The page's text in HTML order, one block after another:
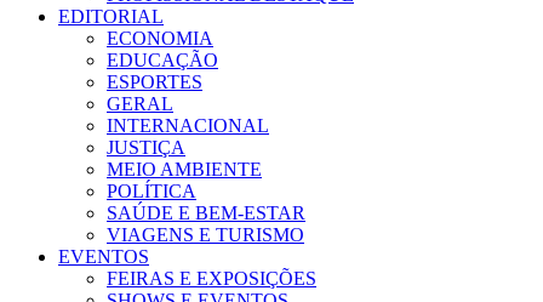
EDITORIAL
ECONOMIA
EDUCAÇÃO
ESPORTES
GERAL
INTERNACIONAL
JUSTIÇA
MEIO AMBIENTE
POLÍTICA
SAÚDE E BEM-ESTAR
VIAGENS E TURISMO
EVENTOS
FEIRAS E EXPOSIÇÕES